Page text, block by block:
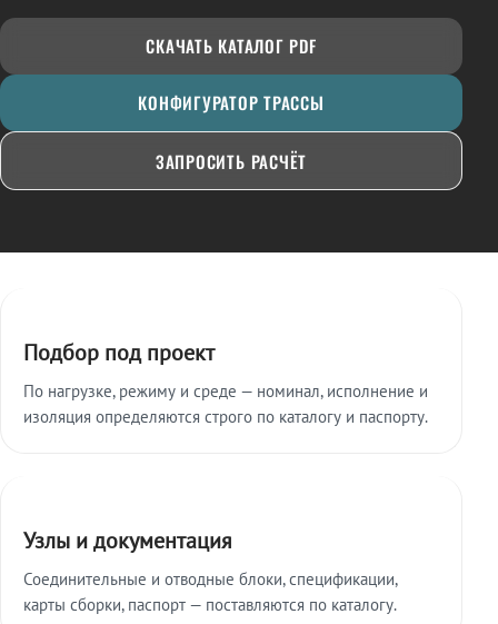
СКАЧАТЬ КАТАЛОГ PDF
КОНФИГУРАТОР ТРАССЫ
ЗАПРОСИТЬ РАСЧЁТ
Подбор под проект
По нагрузке, режиму и среде — номинал, исполнение и
изоляция определяются строго по каталогу и паспорту.
Узлы и документация
Соединительные и отводные блоки, спецификации,
карты сборки, паспорт — поставляются по каталогу.